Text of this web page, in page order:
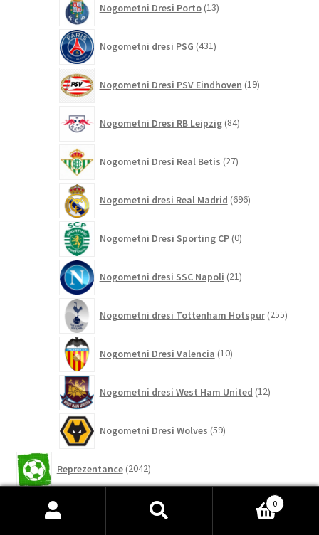
Nogometni Dresi Porto 13izdelkov
Nogometni dresi PSG 431izdelkov
Nogometni Dresi PSV Eindhoven 19izdelkov
Nogometni Dresi RB Leipzig 84izdelkov
Nogometni Dresi Real Betis 27izdelkov
Nogometni dresi Real Madrid 696izdelkov
Nogometni Dresi Sporting CP 0izdelkov
Nogometni dresi SSC Napoli 21izdelkov
Nogometni dresi Tottenham Hotspur 255
Nogometni Dresi Valencia 10izdelkov
Nogometni dresi West Ham United 12izdelkov
Nogometni Dresi Wolves 59izdelkov
Reprezentance 2042izdelkov
Dresi Japonska reprezentance
izdelkov
0